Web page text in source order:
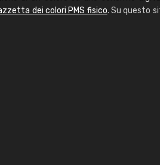
dei colori PMS fisico. Su questo